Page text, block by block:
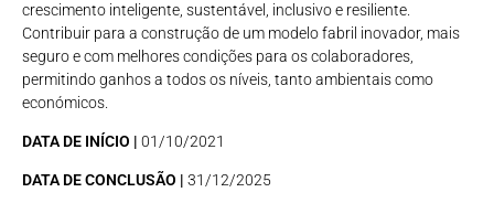
crescimento inteligente, sustentável, inclusivo e resiliente.
Contribuir para a construção de um modelo fabril inovador, mais
seguro e com melhores condições para os colaboradores,
permitindo ganhos a todos os níveis, tanto ambientais como
económicos.
DATA DE INÍCIO | 01/10/2021
DATA DE CONCLUSÃO | 31/12/2025